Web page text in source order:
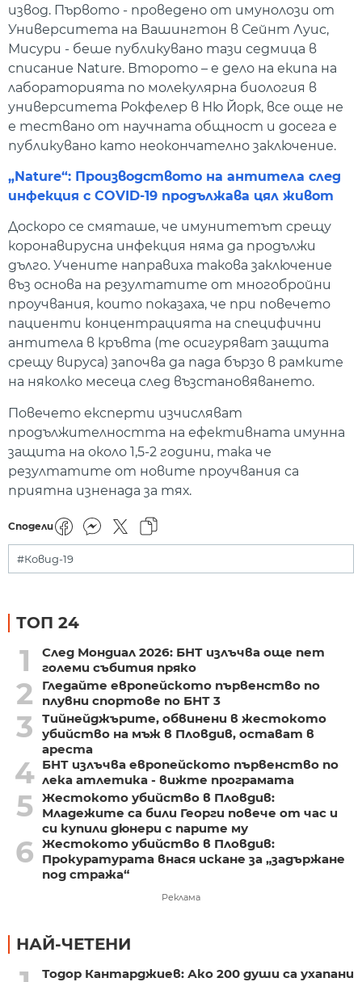
извод. Първото - проведено от имунолози от
Университета на Вашингтон в Сейнт Луис,
Мисури - беше публикувано тази седмица в
списание Nature. Второто – е дело на екипа на
лабораторията по молекулярна биология в
университета Рокфелер в Ню Йорк, все още не
е тествано от научната общност и досега е
публикувано като неокончателно заключение.
„Nature“: Производството на антитела след
инфекция с COVID-19 продължава цял живот
Доскоро се смяташе, че имунитетът срещу
коронавирусна инфекция няма да продължи
дълго. Учените направиха такова заключение
въз основа на резултатите от многобройни
проучвания, които показаха, че при повечето
пациенти концентрацията на специфични
антитела в кръвта (те осигуряват защита
срещу вируса) започва да пада бързо в рамките
на няколко месеца след възстановяването.
Повечето експерти изчисляват
продължителността на ефективната имунна
защита на около 1,5-2 години, така че
резултатите от новите проучвания са
приятна изненада за тях.
Сподели
#Ковид-19
ТОП 24
1
След Мондиал 2026: БНТ излъчва още пет
големи събития пряко
2
Гледайте европейското първенство по
плувни спортове по БНТ 3
3
Тийнейджърите, обвинени в жестокото
убийство на мъж в Пловдив, остават в
ареста
4 БНТ излъчва европейското първенство по
лека атлетика - вижте програмата
5 Жестокото убийство в Пловдив:
Младежите са били Георги повече от час и
си купили дюнери с парите му
6 Жестокото убийство в Пловдив:
Прокуратурата внася искане за „задържане
под стража“
Реклама
НАЙ-ЧЕТЕНИ
Тодор Кантарджиев: Ако 200 души са ухапани